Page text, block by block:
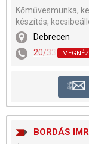
Kőművesmunka,
készítés,
Debrecen
20/3375-601,
BORDÁS